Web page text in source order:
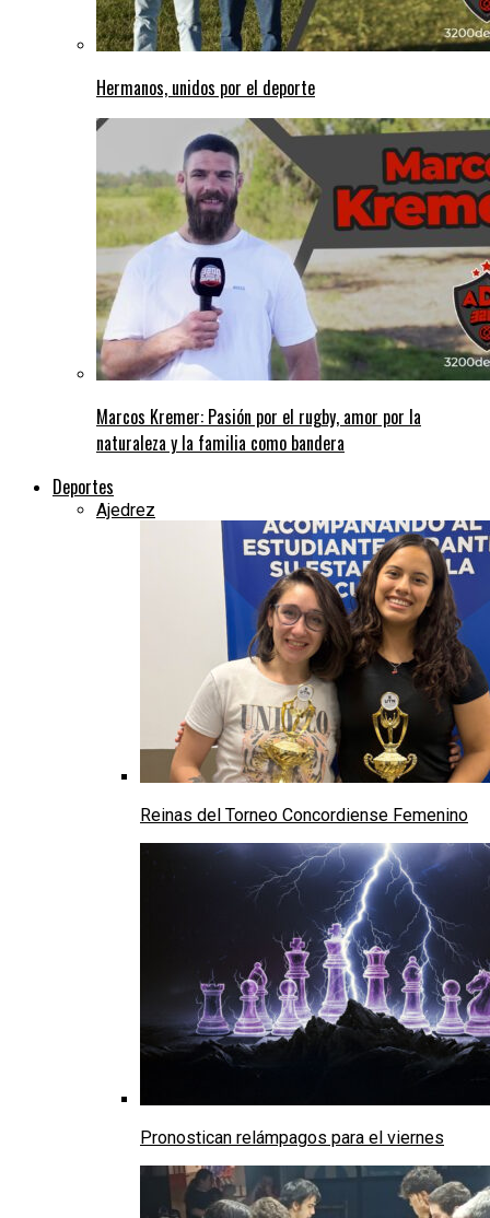
Hermanos, unidos por el deporte
Marcos Kremer: Pasión por el rugby, amor por la
naturaleza y la familia como bandera
Deportes
Ajedrez
Reinas del Torneo Concordiense Femenino
Pronostican relámpagos para el viernes